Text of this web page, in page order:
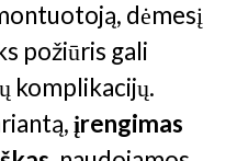
dėmesį
požiūris gali
komplikacijų.
įrengimas